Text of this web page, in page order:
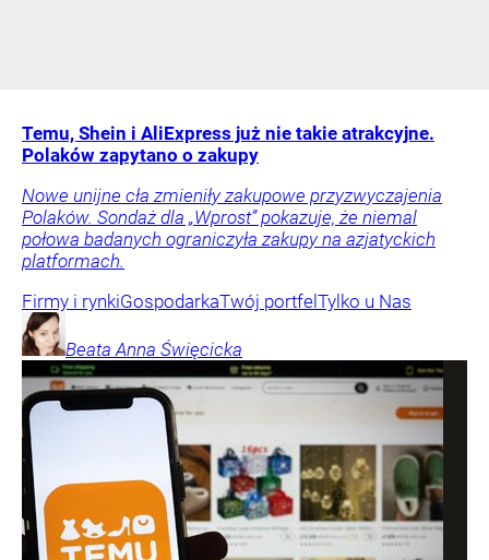
Temu, Shein i AliExpress już nie takie atrakcyjne.
Polaków zapytano o zakupy
Nowe unijne cła zmieniły zakupowe przyzwyczajenia
Polaków. Sondaż dla „Wprost” pokazuje, że niemal
połowa badanych ograniczyła zakupy na azjatyckich
platformach.
Firmy i rynkiGospodarkaTwój portfel Tylko u Nas
Beata Anna Święcicka